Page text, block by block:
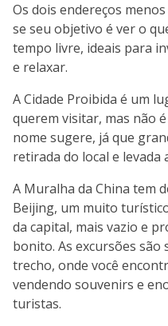
Os dois endereços
se seu objetivo é ver o
tempo livre, ideais para
e relaxar.
A Cidade Proibida é um
querem visitar, mas não
nome sugere, já que
retirada do local e levada
A Muralha da China tem
Beijing, um muito
da capital, mais vazio e
bonito. As excursões
trecho, onde você
vendendo souvenirs e
turistas.